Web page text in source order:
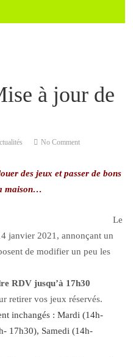
à jour de
No Comment
des jeux et passer de bons
maison…
Le
janvier 2021, annonçant un
de modifier un peu les
RDV jusqu’à 17h30
retirer vos jeux réservés.
inchangés : Mardi (14h-
17h30), Samedi (14h-